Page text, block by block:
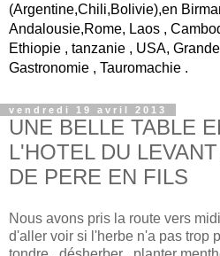
(Argentine,Chili,Bolivie),en
Andalousie,Rome, Laos ,
Ethiopie , tanzanie , USA,
Gastronomie , Tauromachie .
vendredi 19 avril 2013
UNE BELLE TABLE
L'HOTEL DU
DE PERE EN FILS
Nous avons pris la route vers
d'aller voir si l'herbe n'a pas trop